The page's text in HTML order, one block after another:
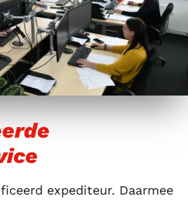
expediteur. Daarmee